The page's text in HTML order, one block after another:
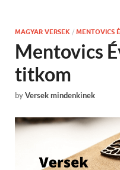
MAGYAR VERSEK / MENTOVICS
Mentovics
titkom
byVersek mindenkinek